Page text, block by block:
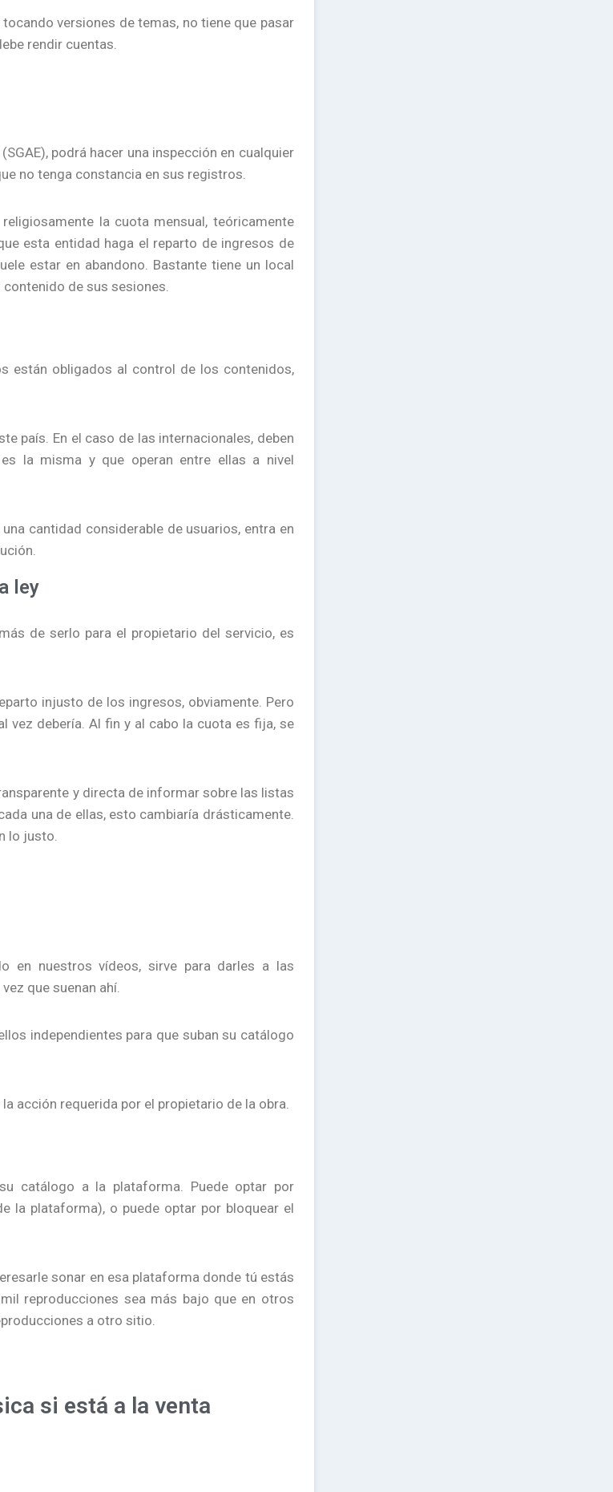
versiones de temas, no tiene que pasar
rendir cuentas.
podrá hacer una inspección en cualquier
no tenga constancia en sus registros.
la cuota mensual, teóricamente
esta entidad haga el reparto de ingresos de
estar en abandono. Bastante tiene un local
de sus sesiones.
están obligados al control de los contenidos,
país. En el caso de las internacionales, deben
la misma y que operan entre ellas a nivel
cantidad considerable de usuarios, entra en
ley
de serlo para el propietario del servicio, es
injusto de los ingresos, obviamente. Pero
vez debería. Al fin y al cabo la cuota es fija, se
y directa de informar sobre las listas
una de ellas, esto cambiaría drásticamente.
lo justo.
en nuestros vídeos, sirve para darles a las
que suenan ahí.
independientes para que suban su catálogo
acción requerida por el propietario de la obra.
catálogo a la plataforma. Puede optar por
la plataforma), o puede optar por bloquear el
sonar en esa plataforma donde tú estás
reproducciones sea más bajo que en otros
a otro sitio.
si está a la venta